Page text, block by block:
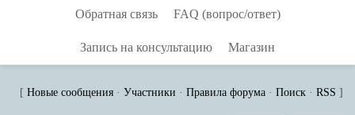
Обратная связь FAQ (вопрос/ответ)
Запись на консультацию Магазин
[ Новые сообщения · Участники · Правила форума · Поиск · RSS ]